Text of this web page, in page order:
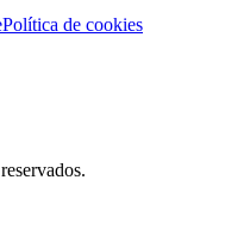
Política de cookies